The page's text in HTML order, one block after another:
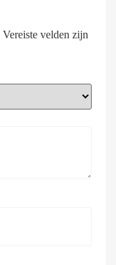
Vereiste velden zijn